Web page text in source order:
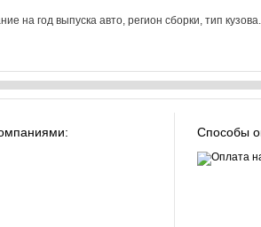
на год выпуска авто, регион сборки, тип
Способы